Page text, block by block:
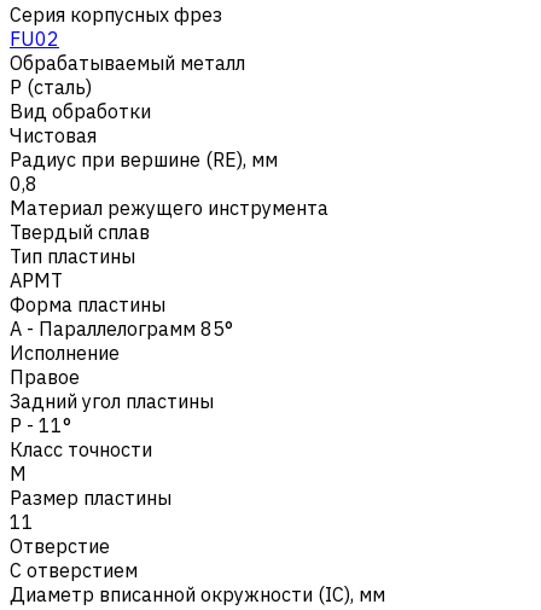
Серия корпусных фрез
FU02
Обрабатываемый металл
Р (сталь)
Вид обработки
Чистовая
Радиус при вершине (RE), мм
0,8
Материал режущего инструмента
Твердый сплав
Тип пластины
APMT
Форма пластины
A - Параллелограмм 85°
Исполнение
Правое
Задний угол пластины
P - 11°
Класс точности
M
Размер пластины
11
Отверстие
С отверстием
Диаметр вписанной окружности (IC), мм